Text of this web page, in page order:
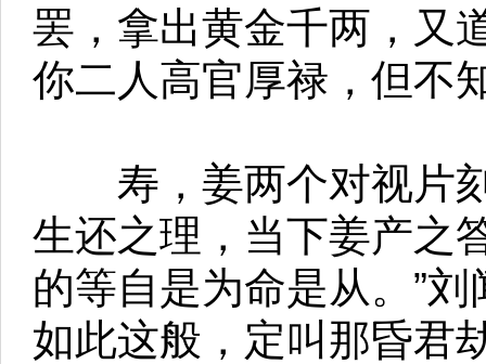
罢，拿出黄金千两，又
你二人高官厚禄，但不
寿，姜两个对视片刻
生还之理，当下姜产之
的等自是为命是从。”
如此这般，定叫那昏君